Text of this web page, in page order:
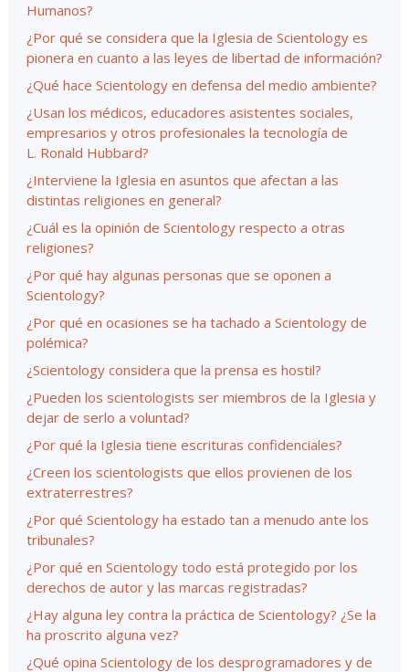
Humanos?
¿Por qué se considera que la Iglesia de Scientology es
pionera en cuanto a las leyes de libertad de información?
¿Qué hace Scientology en defensa del medio ambiente?
¿Usan los médicos, educadores asistentes sociales,
empresarios y otros profesionales la tecnología de
L. Ronald Hubbard?
¿Interviene la Iglesia en asuntos que afectan a las
distintas religiones en general?
¿Cuál es la opinión de Scientology respecto a otras
religiones?
¿Por qué hay algunas personas que se oponen a
Scientology?
¿Por qué en ocasiones se ha tachado a Scientology de
polémica?
¿Scientology considera que la prensa es hostil?
¿Pueden los scientologists ser miembros de la Iglesia y
dejar de serlo a voluntad?
¿Por qué la Iglesia tiene escrituras confidenciales?
¿Creen los scientologists que ellos provienen de los
extraterrestres?
¿Por qué Scientology ha estado tan a menudo ante los
tribunales?
¿Por qué en Scientology todo está protegido por los
derechos de autor y las marcas registradas?
¿Hay alguna ley contra la práctica de Scientology? ¿Se la
ha proscrito alguna vez?
¿Qué opina Scientology de los desprogramadores y de